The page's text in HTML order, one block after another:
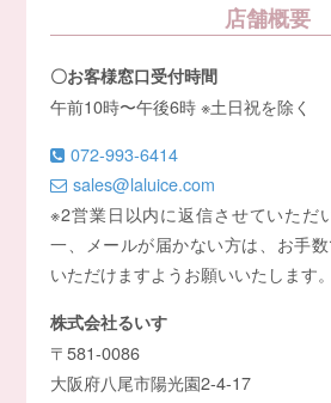
店舗概要
〇お客様窓口受付時間
午前10時〜午後6時 ※土日祝を除く
072-993-6414
sales@laluice.com
※2営業日以内に返信させていただ
一、メールが届かない方は、お手
いただけますようお願いいたします。
株式会社るいす
〒581-0086
大阪府八尾市陽光園2-4-17